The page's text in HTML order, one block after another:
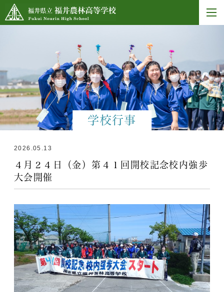
学校行事
2026.05.13
４月２４日（金）第４１回開校記念校内強歩
大会開催